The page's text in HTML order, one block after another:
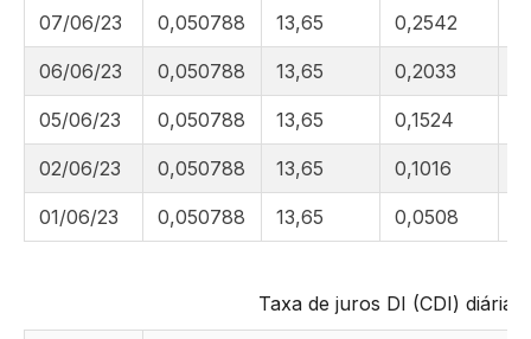
07/06/23 0,050788 13,65 0,2542
06/06/23 0,050788 13,65 0,2033
05/06/23 0,050788 13,65 0,1524
02/06/23 0,050788 13,65 0,1016
01/06/23 0,050788 13,65 0,0508
Taxa de juros DI (CDI) diária